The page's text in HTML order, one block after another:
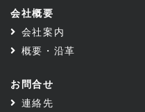
会社概要
会社案内
概要・沿革
お問合せ
連絡先